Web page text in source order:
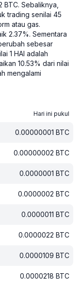
BTC. Sebaliknya,
trading senilai 45
atau gas.
2.37%. Sementara
sebesar
1 HAI adalah
10.53% dari nilai
mengalami
Hari ini pukul
0.00000001 BTC
0.00000002 BTC
0.0000001 BTC
0.0000002 BTC
0.0000011 BTC
0.0000022 BTC
0.0000109 BTC
0.0000218 BTC